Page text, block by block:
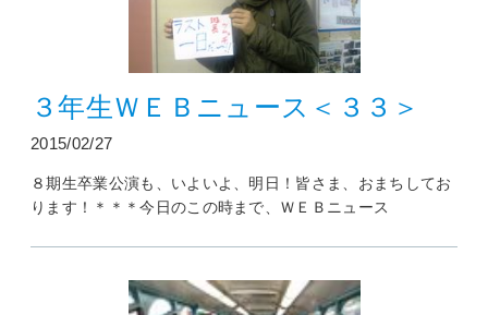
３年生ＷＥＢニュース＜３３＞
2015/02/27
８期生卒業公演も、いよいよ、明日！皆さま、おまちしてお
ります！＊＊＊今日のこの時まで、ＷＥＢニュース